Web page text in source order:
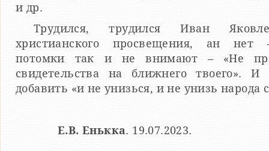
и др.
Трудился, трудился Иван
христианского просвещения, ан нет
потомки так и не внимают – «Не
свидетельства на ближнего твоего».
добавить «и не унизься, и не унизь народа
Е.В. Енькка. 19.07.2023.